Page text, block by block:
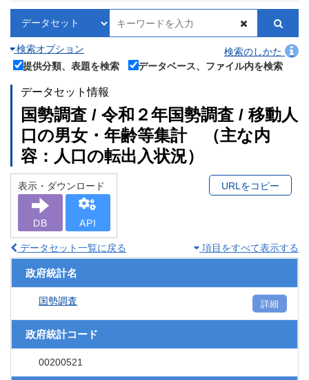
検索オプション
検索のしかた
提供分類、表題を検索
データベース、ファイル内を検索
データセット情報
国勢調査 / 令和２年国勢調査 / 移動人
口の男女・年齢等集計 （主な内
容：人口の転出入状況）
表示・ダウンロード
DB API
URLをコピー
データセット一覧に戻る 項目をすべて表示する
政府統計名
国勢調査 詳細
政府統計コード
00200521